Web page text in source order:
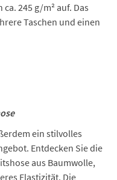
245 g/m² auf. Das
Taschen und einen
ein stilvolles
Entdecken Sie die
aus Baumwolle,
Elastizität. Die